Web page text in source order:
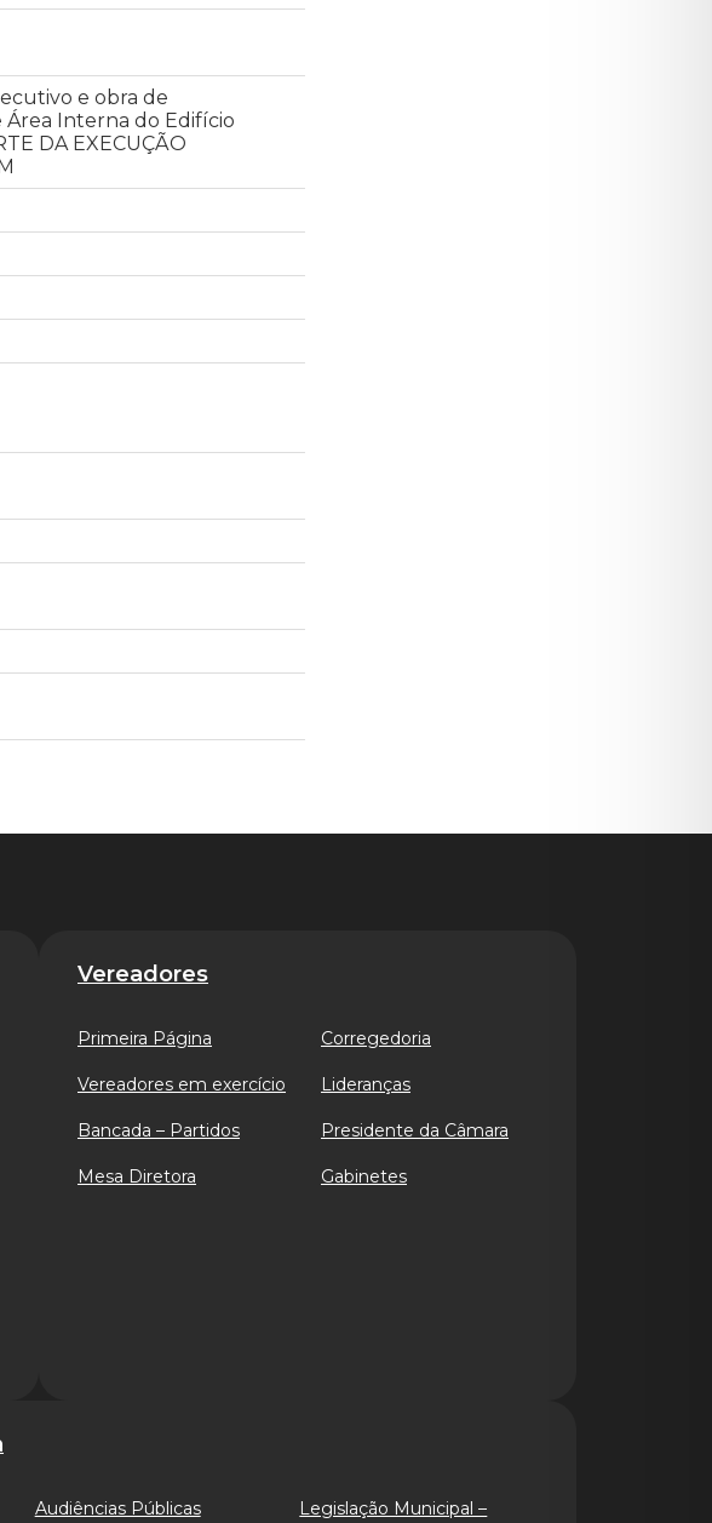
e obra de
Interna do Edifício
DA EXECUÇÃO
Vereadores
Primeira Página
Vereadores em exercício
Bancada – Partidos
Mesa Diretora
Corregedoria
Lideranças
Presidente da Câmara
Gabinetes
Audiências Públicas
Legislação Municipal –